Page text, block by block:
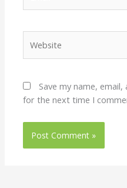
Save my name,
for the next time I